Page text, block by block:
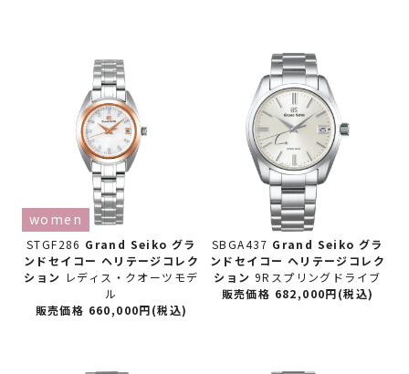
STGF286 Grand Seiko グラ
ンドセイコー ヘリテージコレク
ション レディス・クオーツモデ
ル
women
販売価格 660,000円(税込)
SBGA437 Grand Seiko グラ
ンドセイコー ヘリテージコレク
ション9Rスプリングドライブ
販売価格 682,000円(税込)